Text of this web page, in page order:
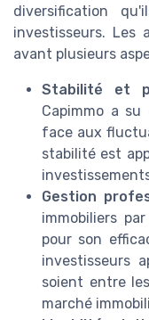
diversification
investisseurs. Les
avant plusieurs
Stabilité et
Capimmo a
face aux
stabilité est
Gestion
immobiliers
pour son
investisseurs
soient entre
marché